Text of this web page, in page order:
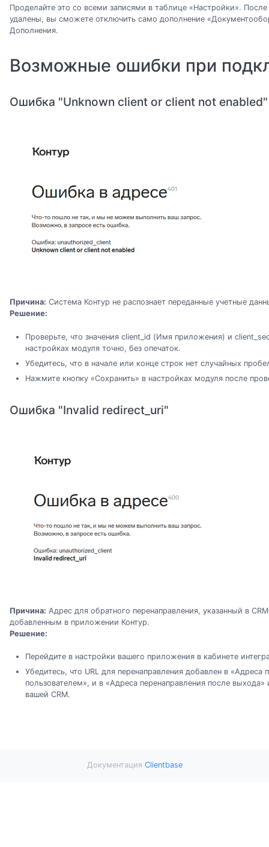
Проделайте это со всеми записями в таблице «Настройки».
удалены, вы сможете отключить само дополнение
Дополнения.
Возможные ошибки при
Ошибка "Unknown client or client not enabled"
Причина: Система Контур не распознает переданные учетные
Решение:
Проверьте, что значения client_id (Имя приложения) и
настройках модуля точно, без опечаток.
Убедитесь, что в начале или конце строк нет случайных
Нажмите кнопку «Сохранить» в настройках модуля после
Ошибка "Invalid redirect_uri"
Причина: Адрес для обратного перенаправления, указанный в
добавленным в приложении Контур.
Решение:
Перейдите в настройки вашего приложения в кабинете
Убедитесь, что URL для перенаправления добавлен в «Адреса
пользователем», и в «Адреса перенаправления после выхода»
вашей CRM.
Документация Clientbase